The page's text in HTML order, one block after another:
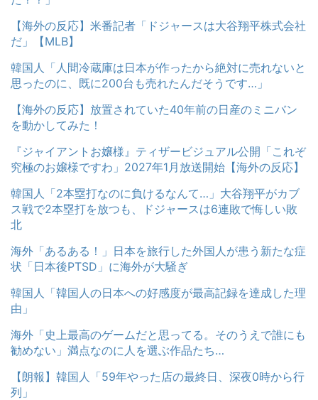
【海外の反応】米番記者「ドジャースは大谷翔平株式会社
だ」【MLB】
韓国人「人間冷蔵庫は日本が作ったから絶対に売れないと
思ったのに、既に200台も売れたんだそうです…」
【海外の反応】放置されていた40年前の日産のミニバン
を動かしてみた！
『ジャイアントお嬢様』ティザービジュアル公開「これぞ
究極のお嬢様ですわ」2027年1月放送開始【海外の反応】
韓国人「2本塁打なのに負けるなんて…」大谷翔平がカブ
ス戦で2本塁打を放つも、ドジャースは6連敗で悔しい敗
北
海外「あるある！」日本を旅行した外国人が患う新たな症
状「日本後PTSD」に海外が大騒ぎ
韓国人「韓国人の日本への好感度が最高記録を達成した理
由」
海外「史上最高のゲームだと思ってる。そのうえで誰にも
勧めない」満点なのに人を選ぶ作品たち…
【朗報】韓国人「59年やった店の最終日、深夜0時から行
列」